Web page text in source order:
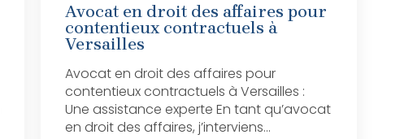
Avocat en droit des affaires pour
contentieux contractuels à
Versailles
Avocat en droit des affaires pour
contentieux contractuels à Versailles :
Une assistance experte En tant qu’avocat
en droit des affaires, j’interviens...